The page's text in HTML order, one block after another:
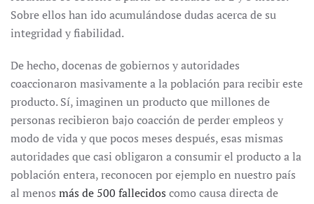
Sobre ellos han ido acumulándose dudas acerca de su
integridad y fiabilidad.
De hecho, docenas de gobiernos y autoridades
coaccionaron masivamente a la población para recibir este
producto. Sí, imaginen un producto que millones de
personas recibieron bajo coacción de perder empleos y
modo de vida y que pocos meses después, esas mismas
autoridades que casi obligaron a consumir el producto a la
población entera, reconocen por ejemplo en nuestro país
al menos más de 500 fallecidos como causa directa de